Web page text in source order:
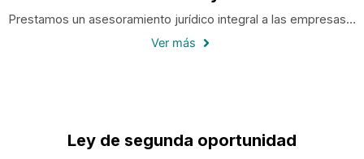
Prestamos un asesoramiento jurídico integral a las empresas…
Ver más
Ley de segunda oportunidad